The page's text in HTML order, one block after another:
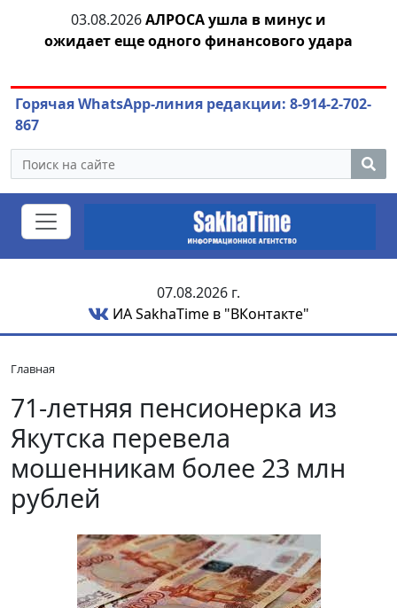
03.08.2026АЛРОСА ушла в минус и
ожидает еще одного финансового удара
Горячая WhatsApp-линия редакции: 8-914-2-702-
867
07.08.2026 г.
ИА SakhaTime в "ВКонтакте"
Главная
71-летняя пенсионерка из
Якутска перевела
мошенникам более 23 млн
рублей